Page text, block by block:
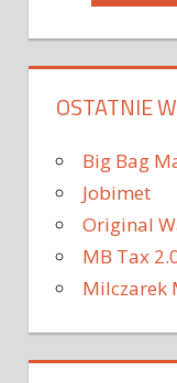
OSTATNIE
Big Bag
Jobimet
Original
MB Tax
Milczarek